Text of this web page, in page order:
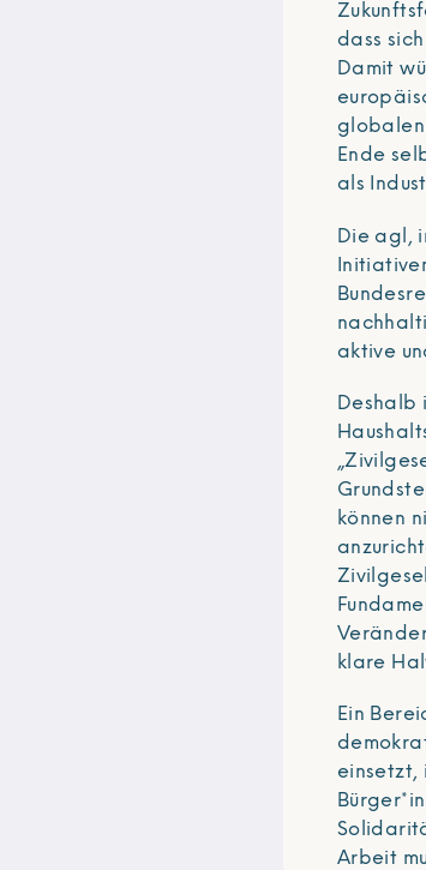
dass
Damit
globalen
Ende
als
Die agl,
aktive
Deshalb
können
klare
Ein
einsetzt,
Arbeit